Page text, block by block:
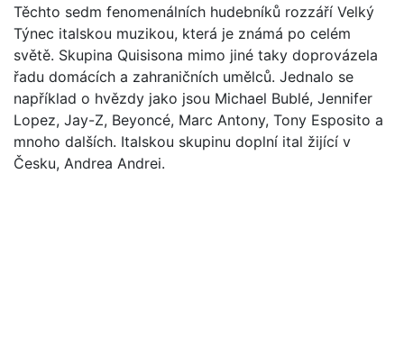
Těchto sedm fenomenálních hudebníků rozzáří Velký
Týnec italskou muzikou, která je známá po celém
světě. Skupina Quisisona mimo jiné taky doprovázela
řadu domácích a zahraničních umělců. Jednalo se
například o hvězdy jako jsou Michael Bublé, Jennifer
Lopez, Jay-Z, Beyoncé, Marc Antony, Tony Esposito a
mnoho dalších. Italskou skupinu doplní ital žijící v
Česku, Andrea Andrei.